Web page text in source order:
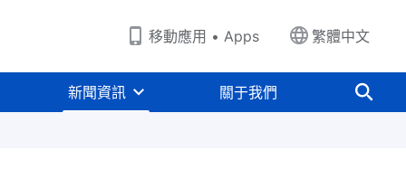
移動應用 • Apps 繁體中文
新聞資訊 關于我們